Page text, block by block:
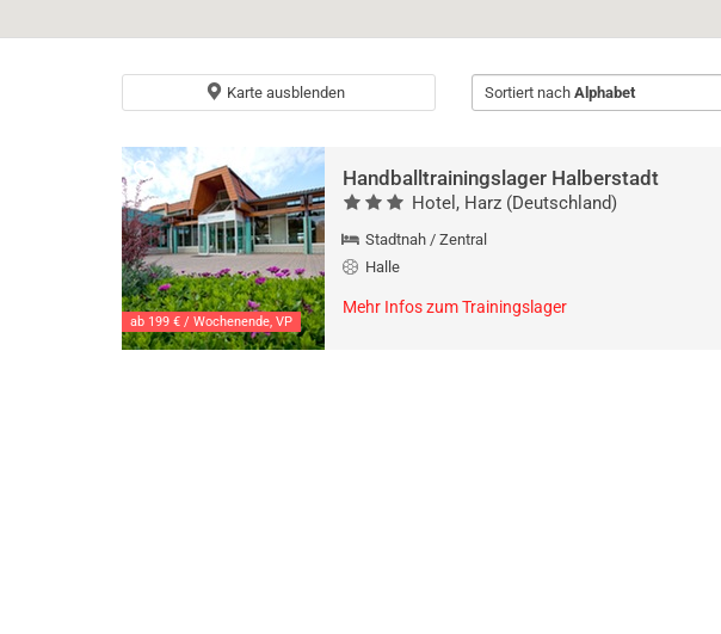
Karte ausblenden Sortiert nach Alphabet
ab 199 € / Wochenende, VP
Handballtrainingslager Halberstadt
Hotel, Harz (Deutschland)
Stadtnah / Zentral
Halle
Mehr Infos zum Trainingslager